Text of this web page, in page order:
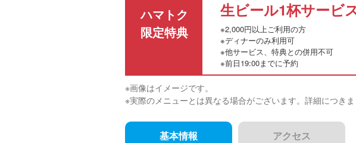
ハマトク
限定特典
生ビール1杯サービ
※2,000円以上ご利用の方
※ディナーのみ利用可
※他サービス、特典との併用不可
※前日19:00までに予約
※画像はイメージです。
※実際のメニューとは異なる場合がございます。詳細につき
基本情報 アクセス